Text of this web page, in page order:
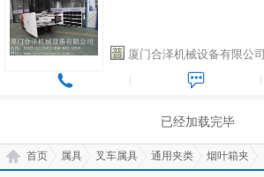
厦门合泽机械设备有限公司
已经加载完毕
首页 属具 叉车属具 通用夹类 烟叶箱夹